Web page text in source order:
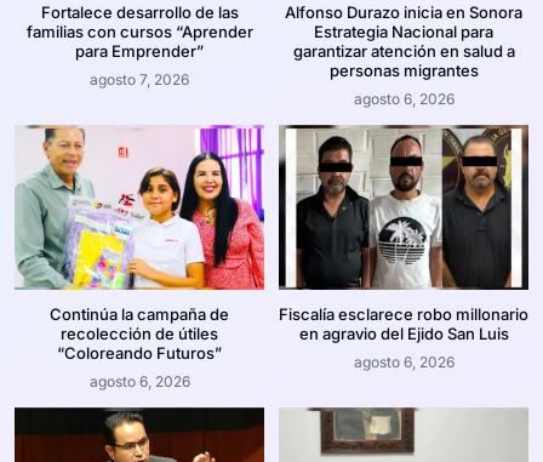
Fortalece desarrollo de las
familias con cursos “Aprender
para Emprender”
agosto 7, 2026
Alfonso Durazo inicia en Sonora
Estrategia Nacional para
garantizar atención en salud a
personas migrantes
agosto 6, 2026
Continúa la campaña de
recolección de útiles
“Coloreando Futuros”
agosto 6, 2026
Fiscalía esclarece robo millonario
en agravio del Ejido San Luis
agosto 6, 2026